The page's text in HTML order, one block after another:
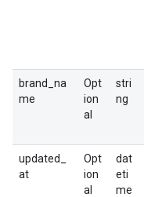
brand_na
me
Opt
ion
al
stri
ng
updated_
at
Opt
ion
al
dat
eti
me